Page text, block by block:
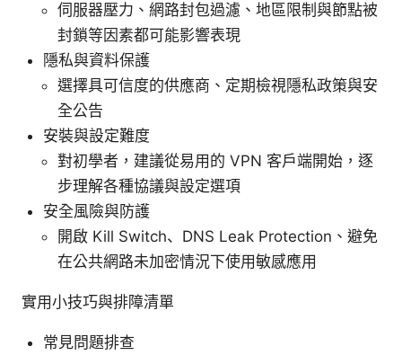
伺服器壓力、網路封包過濾、地區限制與節點被
封鎖等因素都可能影響表現
隱私與資料保護
選擇具可信度的供應商、定期檢視隱私政策與安
全公告
安裝與設定難度
對初學者，建議從易用的 VPN 客戶端開始，逐
步理解各種協議與設定選項
安全風險與防護
開啟 Kill Switch、DNS Leak Protection、避免
在公共網路未加密情況下使用敏感應用
實用小技巧與排障清單
常見問題排查